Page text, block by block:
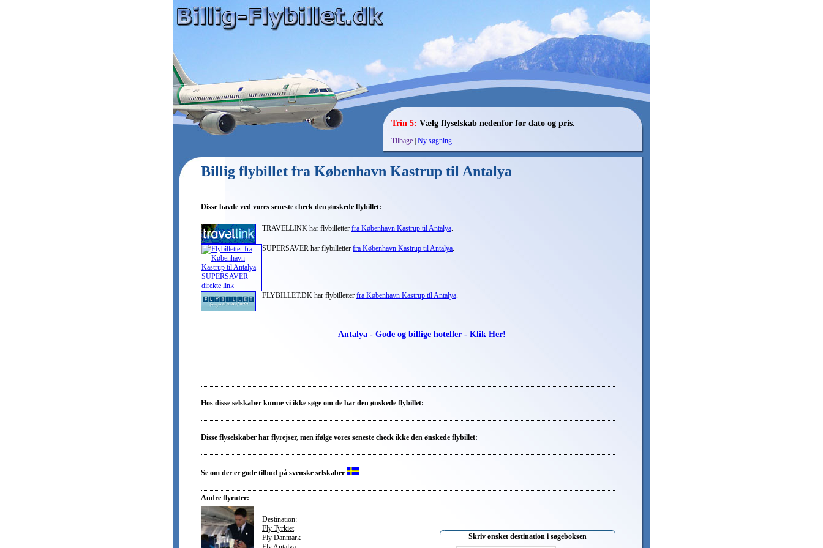
Trin 5: Vælg flyselskab nedenfor for dato og pris.
Tilbage Ny søgning
Billig flybillet fra København Kastrup til Antalya
Disse havde ved vores seneste check den ønskede flybillet:
TRAVELLINK har flybilletter fra København Kastrup til Antalya.
SUPERSAVER har flybilletter fra København Kastrup til Antalya.
FLYBILLET.DK har flybilletter fra København Kastrup til Antalya.
Antalya - Gode og billige hoteller - Klik Her!
Hos disse selskaber kunne vi ikke søge om de har den ønskede flybillet:
Disse flyselskaber har flyrejser, men ifølge vores seneste check ikke den ønskede flybillet:
Se om der er gode tilbud på svenske selskaber
Andre flyruter:
Destination:
Fly Tyrkiet
Fly Danmark
Skriv ønsket destination i søgeboksen